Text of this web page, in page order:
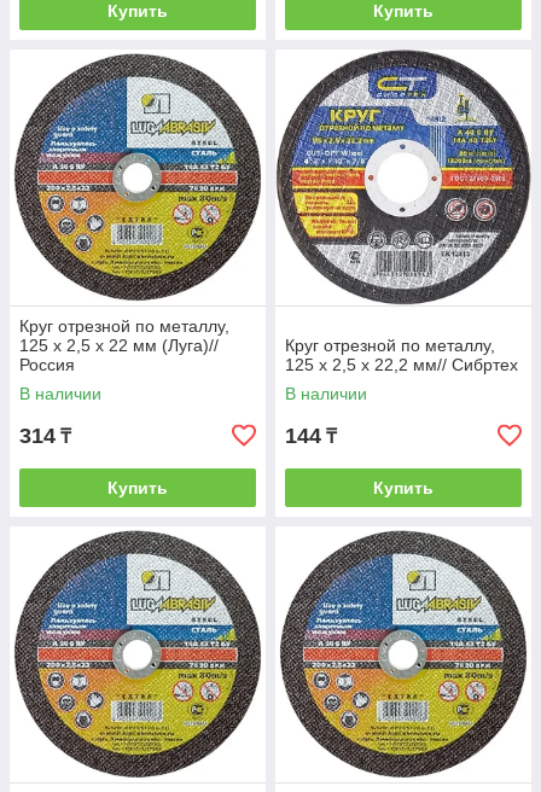
Купить Купить
Круг отрезной по металлу,
125 х 2,5 х 22 мм (Луга)//
Россия
В наличии
314 ₸
Купить
Круг отрезной по металлу,
125 х 2,5 х 22,2 мм// Сибртех
В наличии
144 ₸
Купить